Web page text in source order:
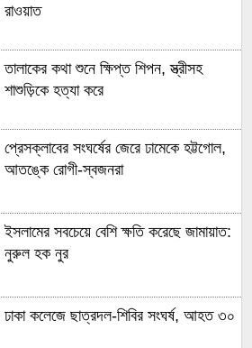
চাইছিলাম’
বিশ্বকাপ ফাইনালের পরেই রেফারিং ছাড়লেন
স্লাভকো ভিনচিচ
আর্জেন্টিনার বিপক্ষে কাব্রালের বাঁকানো শট
‘বিশ্বকাপের সেরা গোল’
ভারতের বাংলাদেশ সফর ঝুলে থাকার আবহেই
মিরাজের সাক্ষাৎকার: বরফ গলবে কি?
বিশ্বকাপ ফাইনালে পারাদেস কান্ডঃ লাল কার্ডের
রাওয়াত
তালাকের কথা শুনে ক্ষিপ্ত শিপন, স্ত্রীসহ
শাশুড়িকে হত্যা করে
প্রেসক্লাবের সংঘর্ষের জেরে ঢামেকে হট্টগোল,
আতঙ্কে রোগী-স্বজনরা
ইসলামের সবচেয়ে বেশি ক্ষতি করেছে জামায়াত:
নুরুল হক নুর
ঢাকা কলেজে ছাত্রদল-শিবির সংঘর্ষ, আহত ৩০